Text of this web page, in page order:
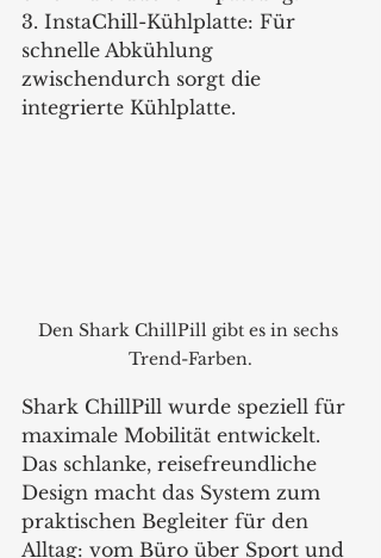
3. InstaChill-Kühlplatte: Für
schnelle Abkühlung
zwischendurch sorgt die
integrierte Kühlplatte.
Den Shark ChillPill gibt es in sechs
Trend-Farben.
Shark ChillPill wurde speziell für
maximale Mobilität entwickelt.
Das schlanke, reisefreundliche
Design macht das System zum
praktischen Begleiter für den
Alltag: vom Büro über Sport und